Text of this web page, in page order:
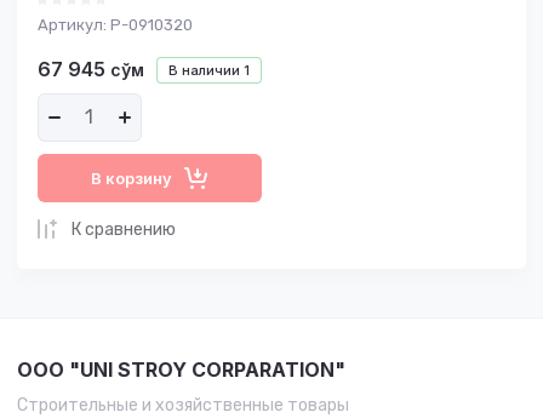
Артикул: P-0910320
В наличии 1
67 945 сўм
В корзину
К сравнению
OOO "UNI STROY CORPARATION"
Строительные и хозяйственные товары